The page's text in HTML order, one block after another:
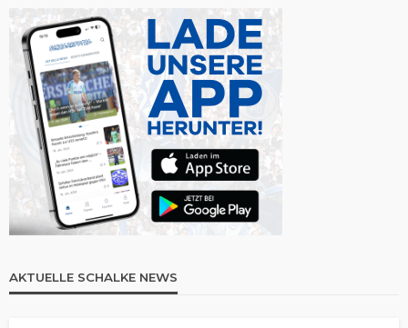
AKTUELLE SCHALKE NEWS